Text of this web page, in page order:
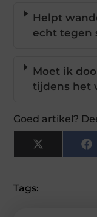
Helpt
echt tegen
Moet ik
tijdens het
Goed artikel?
X
(Twitter)
Tags: